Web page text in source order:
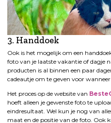
3. Handdoek
Ook is het mogelijk om een
foto van je laatste vakantie of dagje
producten is al binnen een paar
cadeautje om te geven voor
Het proces op de website van
hoeft alleen je gewenste foto te
eindresultaat. Wel kun je nog van
maat en de positie van de foto. Ook